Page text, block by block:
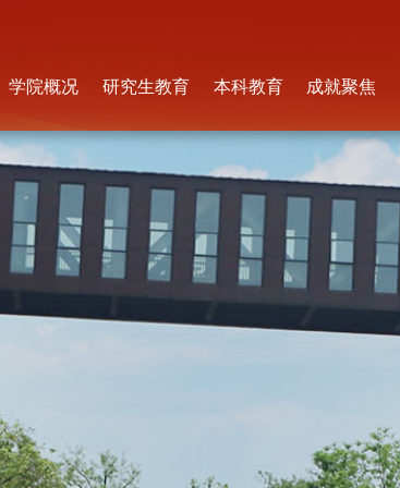
学院概况 研究生教育 本科教育 成就聚焦